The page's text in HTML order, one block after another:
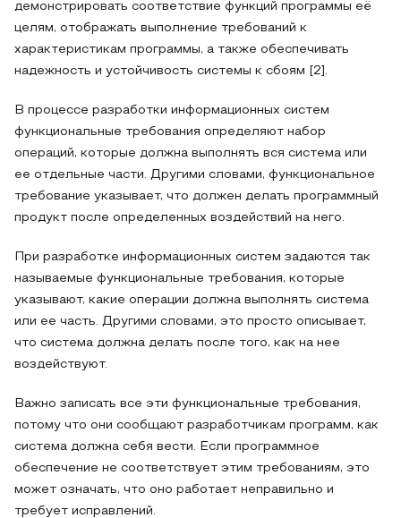
демонстрировать соответствие функций программы её
целям, отображать выполнение требований к
характеристикам программы, а также обеспечивать
надежность и устойчивость системы к сбоям [2].
В процессе разработки информационных систем
функциональные требования определяют набор
операций, которые должна выполнять вся система или
ее отдельные части. Другими словами, функциональное
требование указывает, что должен делать программный
продукт после определенных воздействий на него.
При разработке информационных систем задаются так
называемые функциональные требования, которые
указывают, какие операции должна выполнять система
или ее часть. Другими словами, это просто описывает,
что система должна делать после того, как на нее
воздействуют.
Важно записать все эти функциональные требования,
потому что они сообщают разработчикам программ, как
система должна себя вести. Если программное
обеспечение не соответствует этим требованиям, это
может означать, что оно работает неправильно и
требует исправлений.